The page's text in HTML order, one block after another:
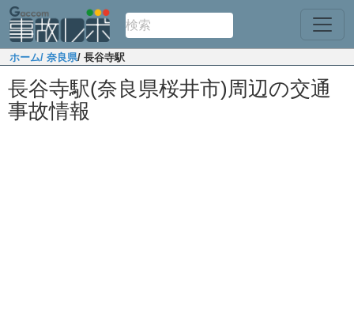
ホーム/ 奈良県/ 長谷寺駅
長谷寺駅(奈良県桜井市)周辺の交通
事故情報